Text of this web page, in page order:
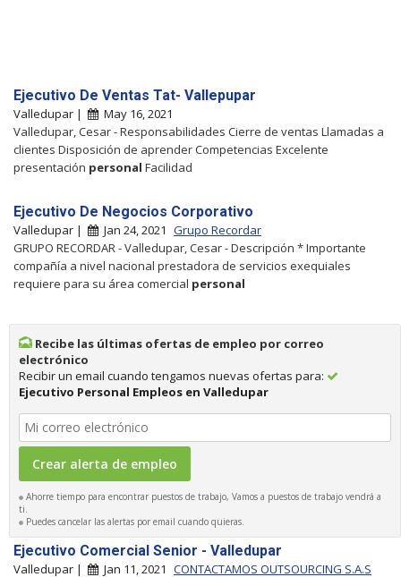
Ejecutivo De Ventas Tat- Vallepupar
Valledupar |
May 16, 2021
Valledupar, Cesar - Responsabilidades Cierre de ventas Llamadas a
clientes Disposición de aprender Competencias Excelente
presentación personal Facilidad
Ejecutivo De Negocios Corporativo
Valledupar | Jan 24, 2021 Grupo Recordar
GRUPO RECORDAR - Valledupar, Cesar - Descripción * Importante
compañía a nivel nacional prestadora de servicios exequiales
requiere para su área comercial personal
Recibe las últimas ofertas de empleo por correo
electrónico
Recibir un email cuando tengamos nuevas ofertas para:
Ejecutivo Personal Empleos en Valledupar
Ahorre tiempo para encontrar puestos de trabajo, Vamos a puestos de trabajo vendrá a
ti.
Puedes cancelar las alertas por email cuando quieras.
Ejecutivo Comercial Senior - Valledupar
Valledupar | Jan 11, 2021 CONTACTAMOS OUTSOURCING S.A.S